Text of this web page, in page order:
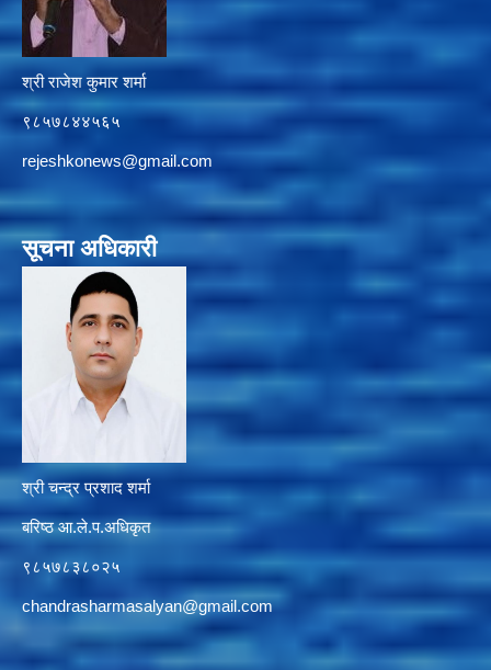
श्री राजेश कुमार शर्मा
९८५७८४४५६५
rejeshkonews@gmail.com
सूचना अधिकारी
श्री चन्द्र प्रशाद शर्मा
बरिष्ठ आ.ले.प.अधिकृत
९८५७८३८०२५
chandrasharmasalyan@gmail.com